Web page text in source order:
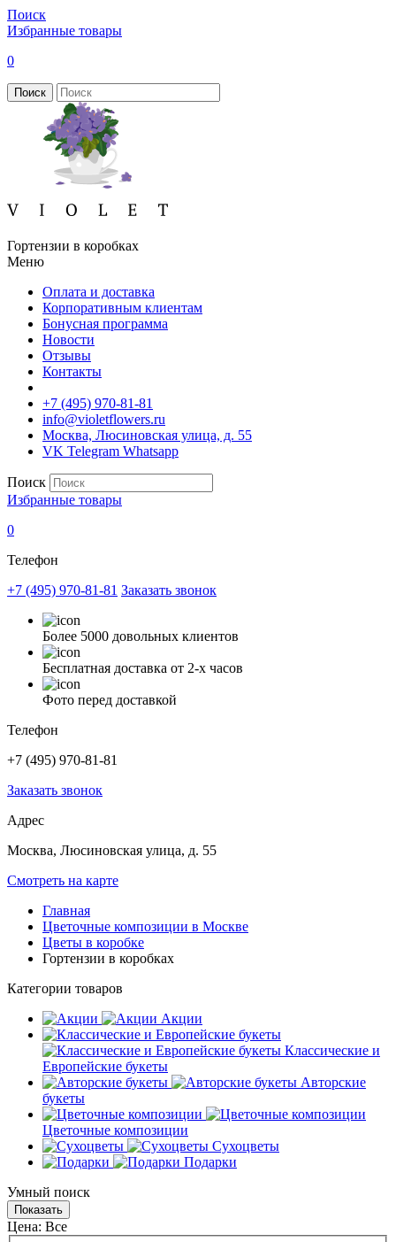
Поиск
Избранные товары
0
Поиск
Гортензии в коробках
Меню
Оплата и доставка
Корпоративным клиентам
Бонусная программа
Новости
Отзывы
Контакты
+7 (495) 970-81-81
info@violetflowers.ru
Москва, Люсиновская улица, д. 55
VK Telegram Whatsapp
Поиск
Избранные товары
0
Телефон
+7 (495) 970-81-81 Заказать звонок
Более 5000 довольных клиентов
Бесплатная доставка от 2-х часов
Фото перед доставкой
Телефон
+7 (495) 970-81-81
Заказать звонок
Адрес
Москва, Люсиновская улица, д. 55
Смотреть на карте
Главная
Цветочные композиции в Москве
Цветы в коробке
Гортензии в коробках
Категории товаров
Акции
Классические и
Европейские букеты
Авторские
букеты
Цветочные композиции
Сухоцветы
Подарки
Умный поиск
Цена: Все